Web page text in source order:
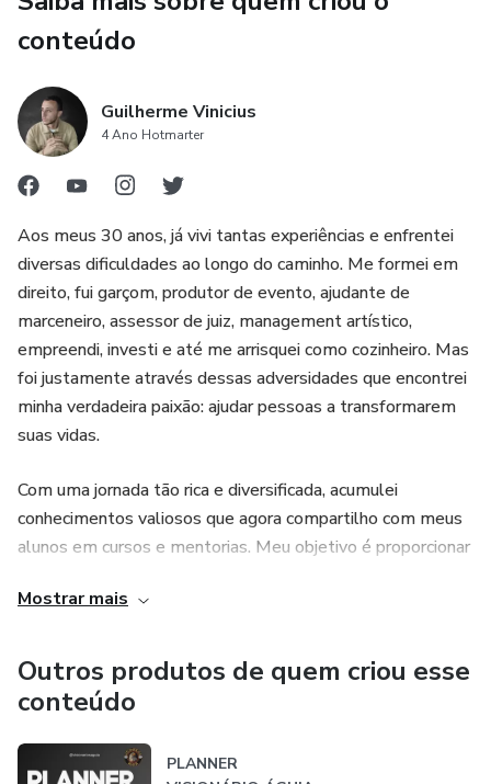
conteúdo
Guilherme Vinicius
4 Ano Hotmarter
Aos meus 30 anos, já vivi tantas experiências e enfrentei
diversas dificuldades ao longo do caminho. Me formei em
direito, fui garçom, produtor de evento, ajudante de
marceneiro, assessor de juiz, management artístico,
empreendi, investi e até me arrisquei como cozinheiro. Mas
foi justamente através dessas adversidades que encontrei
minha verdadeira paixão: ajudar pessoas a transformarem
suas vidas.
Com uma jornada tão rica e diversificada, acumulei
conhecimentos valiosos que agora compartilho com meus
alunos em cursos e mentorias. Meu objetivo é proporcionar
possam alcançar seus objetivos e sonhos. Mas minha
perseverança e determinação. Mesmo diante dos desafios
e obstáculos que encontrei, nunca perdi minha vontade de
vencer e seguir em frente.
Se você está em busca de um mentor que já enfrentou
Mostrar mais
Outros produtos de quem criou esse
conteúdo
PLANNER